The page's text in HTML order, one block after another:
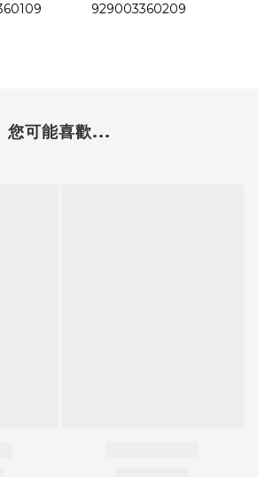
929003360209
您可能喜歡...